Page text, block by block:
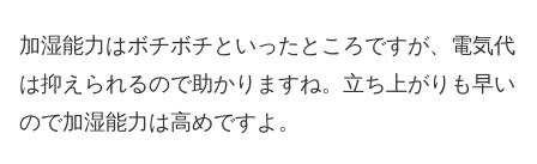
加湿能力はボチボチといったところですが、電気代
は抑えられるので助かりますね。立ち上がりも早い
ので加湿能力は高めですよ。